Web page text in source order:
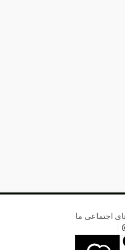
اجتماعی ما